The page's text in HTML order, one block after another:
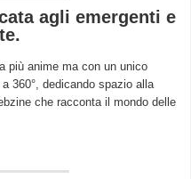
agli emergenti e
più anime ma con un unico
360°, dedicando spazio alla
che racconta il mondo delle